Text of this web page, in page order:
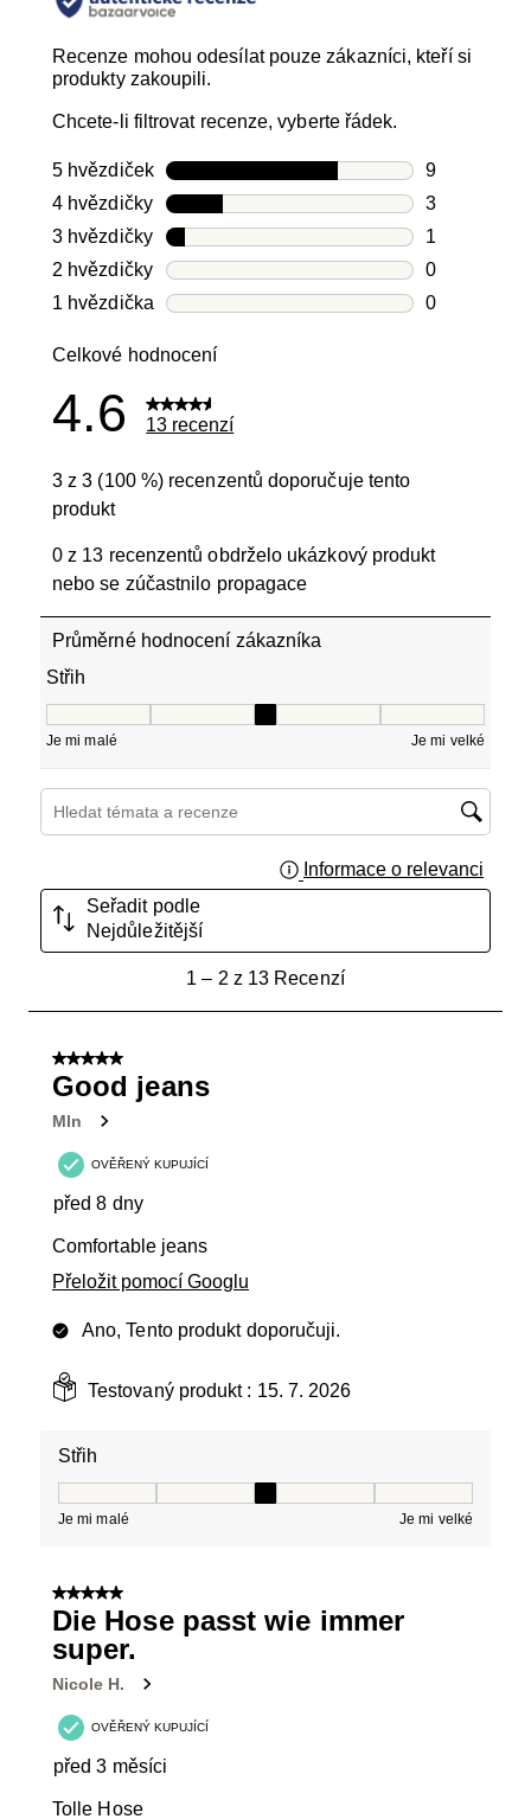
Recenze mohou odesílat pouze zákazníci, kteří si
produkty zakoupili.
Chcete-li filtrovat recenze, vyberte řádek.
5 hvězdičekhvězdičky
9
Počet
4 hvězdičkyhvězdičky
3
Počet
3 hvězdičkyhvězdičky
1
Počet
2 hvězdičkyhvězdičky
0
Počet
1 hvězdičkahvězdičky
0
Celkové hodnocení
4.6 13 recenzí
3 z 3 (100 %) recenzentů doporučuje tento
produkt
0 z 13 recenzentů obdrželo ukázkový produkt
nebo se zúčastnilo propagace
Průměrné hodnocení zákazníka
Střih
Je mi malé Je mi velké
Hledání témat a recenzí – oblast vyhledávání
Informace o relevanci
Seřadit podle
Nejdůležitější
Recenzí.
1 – 2 z 13 Recenzí
5 z 5 hvězdiček.
Good jeans
Mln
OVĚŘENÝ KUPUJÍCÍ
před 8 dny
Comfortable jeans
Přeložit pomocí Googlu
Ano, Tento produkt doporučuji.
Testovaný produkt : 15. 7. 2026
Střih
Je mi malé Je mi velké
5 z 5 hvězdiček.
Die Hose passt wie immer
super.
Nicole H.
OVĚŘENÝ KUPUJÍCÍ
před 3 měsíci
Tolle Hose